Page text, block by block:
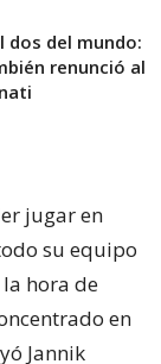
dos del mundo:
renunció al
jugar en
su equipo
hora de
en
Jannik